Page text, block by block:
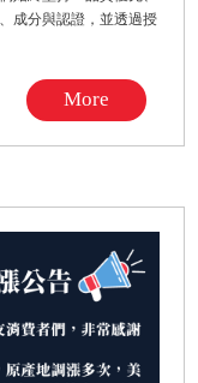
成分與認證，並透過授
More